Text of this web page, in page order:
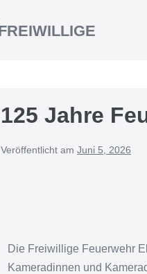
125 Jahre
Veröffentlicht am Juni 5, 2026
Die Freiwillige Feuerwehr
Kameradinnen und